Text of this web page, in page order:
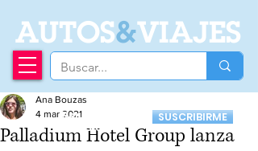
AUTOS&VIAJES
Recibí nuestro
Newsletter
SUSCRIBIRME
Palladium Hotel Group lanza
Ana Bouzas
4 mar 2021